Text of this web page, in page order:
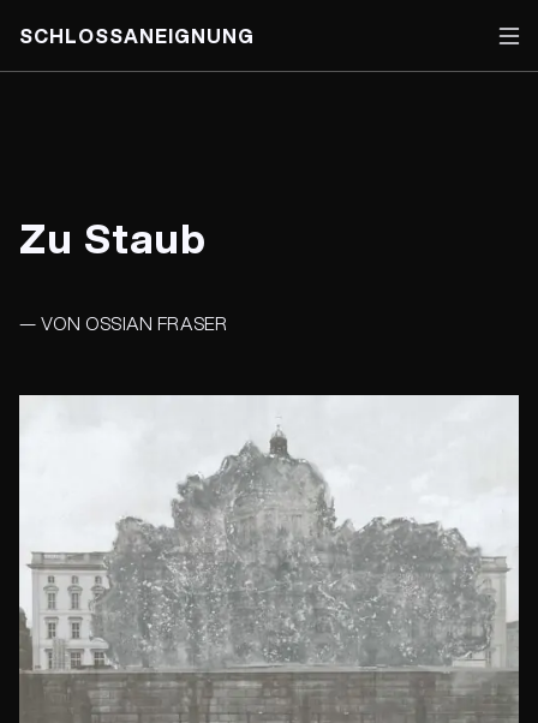
SCHLOSSANEIGNUNG
Zu Staub
— VON OSSIAN FRASER